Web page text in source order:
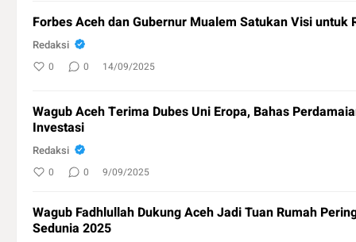
Forbes Aceh dan Gubernur Mualem Satukan Visi untuk
Redaksi
0 0 14/09/2025
Wagub Aceh Terima Dubes Uni Eropa, Bahas
Investasi
Redaksi
0 0 9/09/2025
Wagub Fadhlullah Dukung Aceh Jadi Tuan Rumah
Sedunia 2025